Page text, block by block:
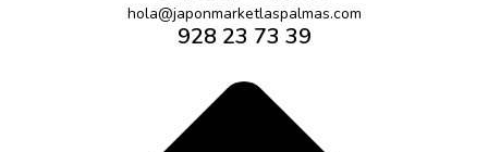
hola@japonmarketlaspalmas.com
928 23 73 39